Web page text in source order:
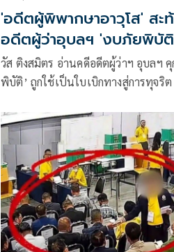
'อดีตผู้พิพากษาอาวุโส' สะ
อดีตผู้ว่าอุบลฯ 'งบภัยพิบัติ
เอทีเอ็ม 'นักการเมือง-ขรก.'
วัส ติงสมิตร อ่านคดีอดีตผู้ว่าฯ อุบลฯ คุ
พิบัติ’ ถูกใช้เป็นใบเบิกทางสู่การทุจริต